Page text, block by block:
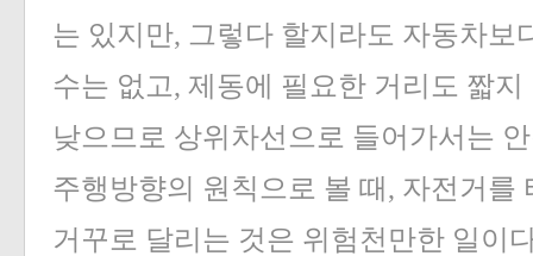
는 있지만, 그렇다 할지라도 자동차보
수는 없고, 제동에 필요한 거리도 짧
낮으므로 상위차선으로 들어가서는
주행방향의 원칙으로 볼 때, 자전거를
거꾸로 달리는 것은 위험천만한 일이